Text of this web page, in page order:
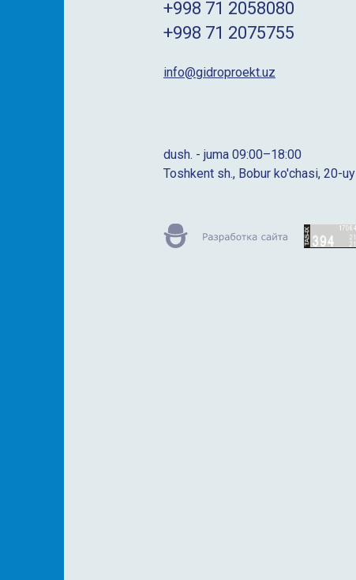
+998 71 2058080
+998 71 2075755
info@gidroproekt.uz
dush. - juma 09:00–18:00
Toshkent sh., Bobur ko'chasi, 20-uy